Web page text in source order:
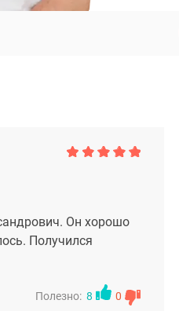
Он хорошо
Получился
Полезно: 8 0